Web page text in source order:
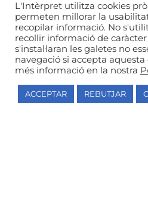
973 26 39 06
l-interpret@l-interpret.com
C. Dolors Lolín Sabaté, 11,
L'Intèrpret utilitza cookies
permeten millorar la
recopilar informació. No
recollir informació de
s'instal·laran les galetes no
navegació si accepta
més informació en la nostra
ACCEPTAR REBUTJAR